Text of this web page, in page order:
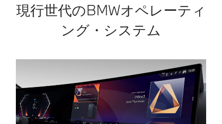
現行世代のBMWオペレーティ
ング・システム